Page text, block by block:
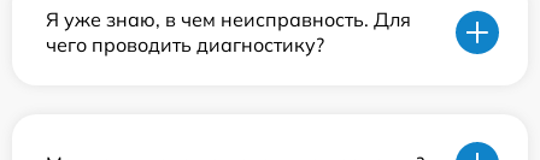
Я уже знаю, в чем неисправность. Для
чего проводить диагностику?